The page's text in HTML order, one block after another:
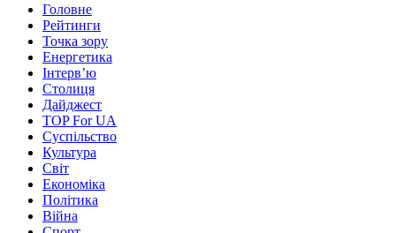
Головне
Рейтинги
Точка зору
Енергетика
Інтерв’ю
Столиця
Дайджест
TOP For UA
Суспiльство
Культура
Світ
Економіка
Політика
Війна